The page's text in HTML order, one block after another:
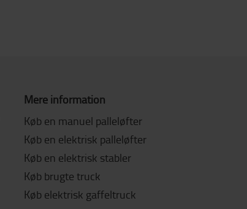
Mere information
Køb en manuel palleløfter
Køb en elektrisk palleløfter
Køb en elektrisk stabler
Køb brugte truck
Køb elektrisk gaffeltruck